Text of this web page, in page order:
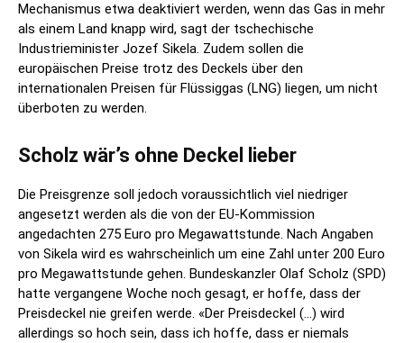
Mechanismus etwa deaktiviert werden, wenn das Gas in mehr
als einem Land knapp wird, sagt der tschechische
Industrieminister Jozef Sikela. Zudem sollen die
europäischen Preise trotz des Deckels über den
internationalen Preisen für Flüssiggas (LNG) liegen, um nicht
überboten zu werden.
Scholz wär’s ohne Deckel lieber
Die Preisgrenze soll jedoch voraussichtlich viel niedriger
angesetzt werden als die von der EU-Kommission
angedachten 275 Euro pro Megawattstunde. Nach Angaben
von Sikela wird es wahrscheinlich um eine Zahl unter 200 Euro
pro Megawattstunde gehen. Bundeskanzler Olaf Scholz (SPD)
hatte vergangene Woche noch gesagt, er hoffe, dass der
Preisdeckel nie greifen werde. «Der Preisdeckel (…) wird
allerdings so hoch sein, dass ich hoffe, dass er niemals